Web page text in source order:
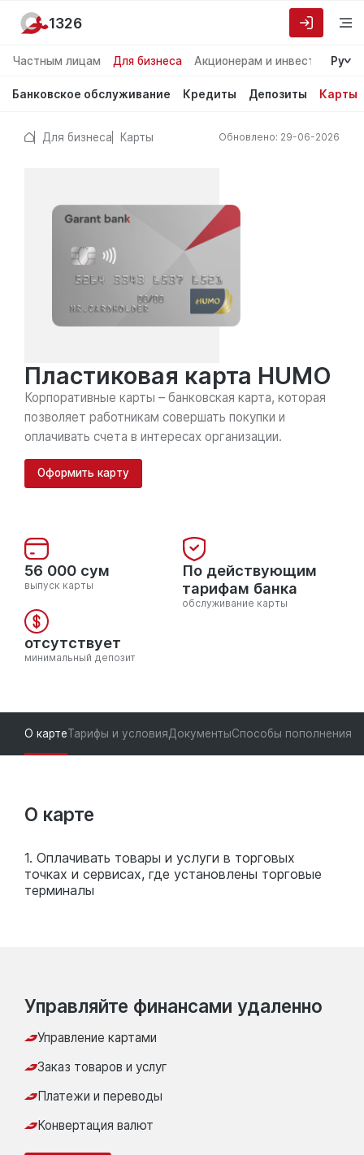
Частным лицам Для бизнеса Акционерам и инвесторам
Ру
Банковское обслуживание Кредиты Депозиты Карты
1326
Для бизнеса Карты Обновлено: 29-06-2026
Пластиковая карта HUMO
Корпоративные карты – банковская карта, которая
позволяет работникам совершать покупки и
оплачивать счета в интересах организации.
Оформить карту
56 000 сум
выпуск карты
По действующим
тарифам банка
обслуживание карты
отсутствует
минимальный депозит
О картеТарифы и условияДокументыСпособы пополнения
О карте
1. Оплачивать товары и услуги в торговых
точках и сервисах, где установлены торговые
терминалы
Управляйте финансами удаленно
Управление картами
Заказ товаров и услуг
Платежи и переводы
Конвертация валют